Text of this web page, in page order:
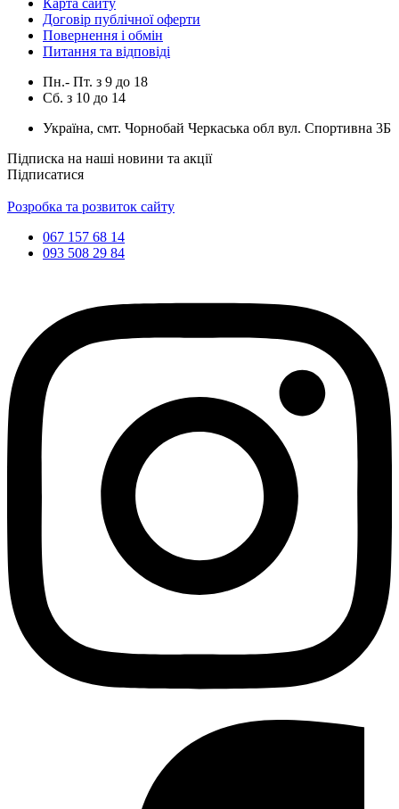
Карта сайту
Договір публічної оферти
Повернення і обмін
Питання та відповіді
Пн.- Пт. з 9 до 18
Сб. з 10 до 14
Україна, смт. Чорнобай Черкаська обл вул. Спортивна 3Б
Підписка на наші новини та акції
Підписатися
Розробка та розвиток сайту
067 157 68 14
093 508 29 84